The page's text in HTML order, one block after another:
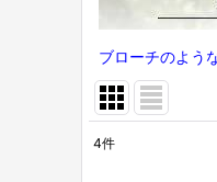
ブローチのよう
4件